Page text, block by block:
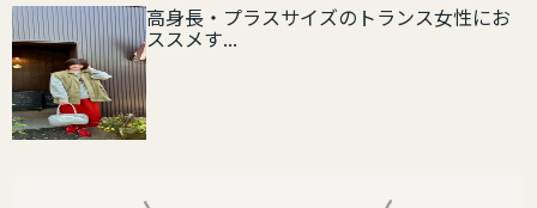
高身長・プラスサイズのトランス女性にお
ススメす...